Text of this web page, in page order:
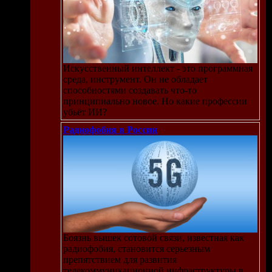
Искусственный интеллект - это программная
среда, инструмент. Он не обладает
способностями создавать что-то
принципиально новое. Но какие профессии
убьёт ИИ?
Радиофобия в России
Боязнь вышек сотовой связи, известная как
радиофобия, становится серьезным
препятствием для развития